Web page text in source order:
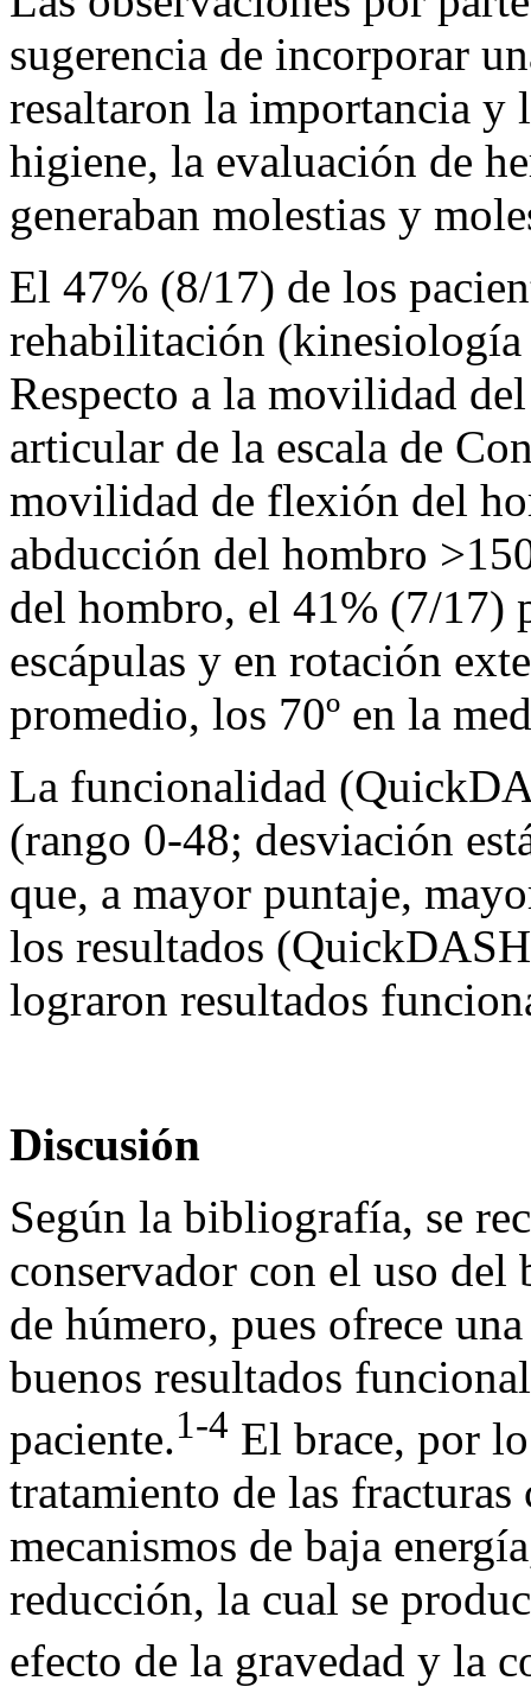
sugerencia de incorporar
resaltaron la importancia y
higiene, la evaluación de
generaban molestias y
El 47% (8/17) de los
rehabilitación
Respecto a la movilidad
articular de la escala de
movilidad de flexión del
abducción del hombro
del hombro, el 41% (7/17)
escápulas y en rotación
promedio, los 70º en la
La funcionalidad
(rango 0-48; desviación
que, a mayor puntaje,
los resultados
lograron resultados
Discusión
Según la bibliografía, se
conservador con el uso del
de húmero, pues ofrece
buenos resultados
paciente.1-4 El brace, por
tratamiento de las fracturas
mecanismos de baja
reducción, la cual se
efecto de la gravedad y la